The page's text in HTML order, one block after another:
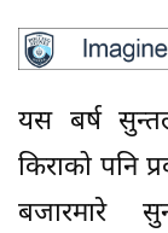
यस बर्ष
किराको पनि
बजारमारे